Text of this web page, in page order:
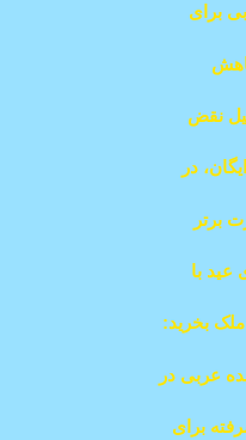
برای
کاهش
نقض
در
ارائه 5 مهارت برتر
برای عید با
بخرید:
عربی در
برای